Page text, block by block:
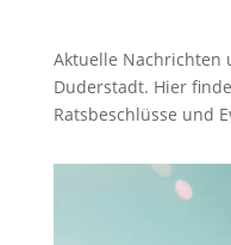
Aktuelle Nachrichten
Duderstadt. Hier
Ratsbeschlüsse und